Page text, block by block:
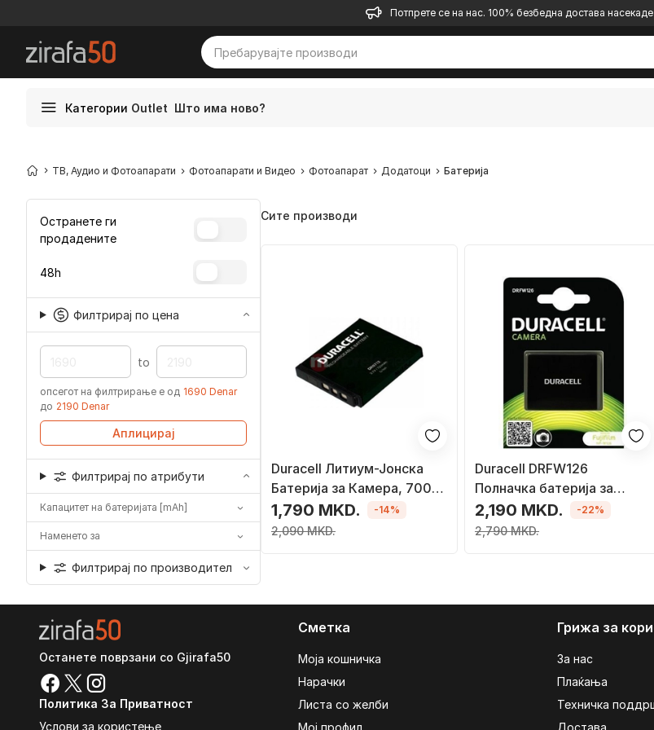
Потпрете се на нас. 100% безбедна достава
Категории Outlet Што има ново?
ТВ, Аудио и Фотоапарати Фотоапарати и Видео Фотоапарат Додатоци Батерија
Остранете ги
продадените
48h
Филтрирај по цена
to
опсегот на филтрирање е од 1690 Denar
до 2190 Denar
Аплицирај
Филтрирај по атрибути
Капацитет на батеријата [mAh]
Наменето за
Филтрирај по производител
Сите производи
Duracell Литиум-Јонска
Батерија за Камера, 700
mAh
1,790 MKD.
2,090 MKD.
-14%
Duracell DRFW126
Полначка батерија за
камера за Fuji NP-W126
2,190 MKD.
2,790 MKD.
-22%
Останете поврзани со Gjirafa50
Политика За Приватност
Услови за користење
Сметка
Моја кошничка
Нарачки
Листа со желби
Мој профил
Грижа за
За нас
Плаќања
Техничка
Достава